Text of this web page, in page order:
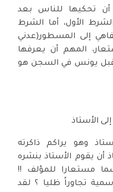
أن تحكيها للناس بعد
الأول، أما الشرط
إلى المسطور(عدني
المهم أن يعرفها
قبل يونس في السجن هو
الأستاذ
وهو يراكم ذاكرته
أن يقوم الأستاذ بنشره
مستعارا للمؤلف !!
تجاوراً ظليا ؟ لقد